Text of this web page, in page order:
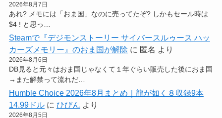
2026年8月7日
あれ? メモには「おま国」なのに売ってたぞ? しかもセール時は
$4 ! と思っ…
Steamで『デジモンストーリー サイバースルゥース ハッ
カーズメモリー』のおま国が解除 に 匿名 より
2026年8月6日
DB見ると元々はおま国じゃなくて１年ぐらい販売した後におま国
→また解禁って流れだ…
Humble Choice 2026年8月まとめ｜龍が如く８収録9本
14.99ドルに ひびん より
2026年8月5日